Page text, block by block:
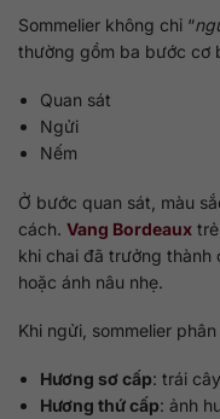
Sommelier không chỉ “
thường gồm ba bước cơ
Quan sát
Ngửi
Nếm
Ở bước quan sát, màu
cách. Vang Bordeaux
khi chai đã trưởng thành
hoặc ánh nâu nhẹ.
Khi ngửi, sommelier
Hương sơ cấp: trái
Hương thứ cấp: ảnh